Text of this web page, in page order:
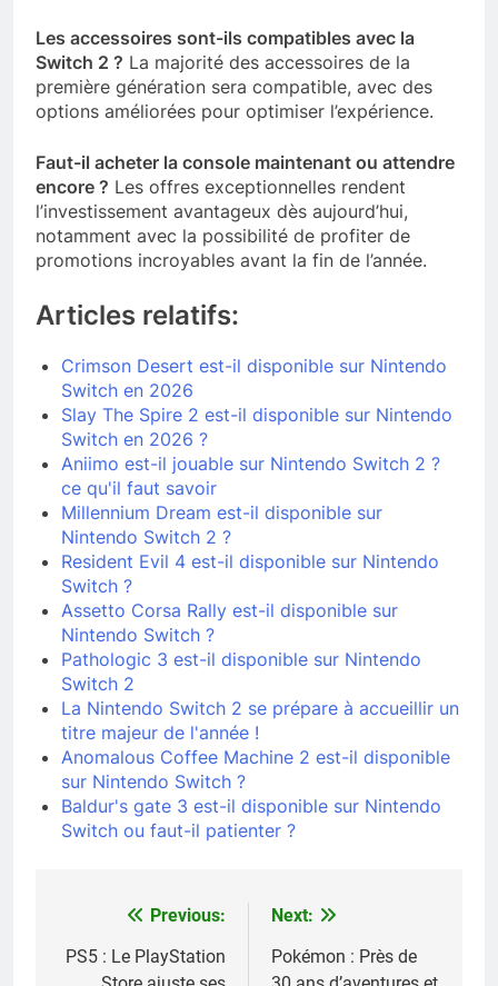
Les accessoires sont-ils compatibles avec la
Switch 2 ? La majorité des accessoires de la
première génération sera compatible, avec des
options améliorées pour optimiser l’expérience.
Faut-il acheter la console maintenant ou attendre
encore ? Les offres exceptionnelles rendent
l’investissement avantageux dès aujourd’hui,
notamment avec la possibilité de profiter de
promotions incroyables avant la fin de l’année.
Articles relatifs:
Crimson Desert est-il disponible sur Nintendo
Switch en 2026
Slay The Spire 2 est-il disponible sur Nintendo
Switch en 2026 ?
Aniimo est-il jouable sur Nintendo Switch 2 ?
ce qu'il faut savoir
Millennium Dream est-il disponible sur
Nintendo Switch 2 ?
Resident Evil 4 est-il disponible sur Nintendo
Switch ?
Assetto Corsa Rally est-il disponible sur
Nintendo Switch ?
Pathologic 3 est-il disponible sur Nintendo
Switch 2
La Nintendo Switch 2 se prépare à accueillir un
titre majeur de l'année !
Anomalous Coffee Machine 2 est-il disponible
sur Nintendo Switch ?
Baldur's gate 3 est-il disponible sur Nintendo
Switch ou faut-il patienter ?
Navigation
de
Previous:
PS5 : Le PlayStation
Next:
Pokémon : Près de